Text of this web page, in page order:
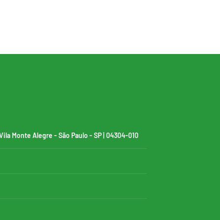
Monte Alegre - São Paulo - SP | 04304-010